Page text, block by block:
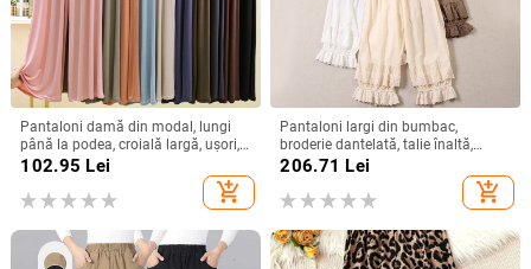
Pantaloni damă din modal, lungi
până la podea, croială largă, ușori,
pentru casă, cu spandex
102.95 Lei
add_shopping_cart
Pantaloni largi din bumbac,
broderie dantelată, talie înaltă,
lungime până la gleznă, pentru
206.71 Lei
add_shopping_cart